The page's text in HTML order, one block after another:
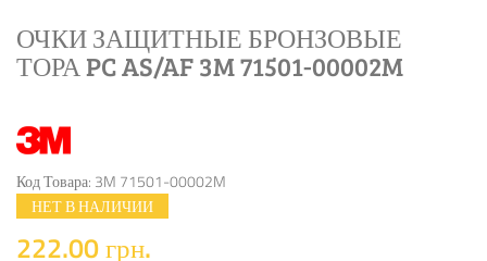
ОЧКИ ЗАЩИТНЫЕ БРОНЗОВЫЕ
ТОРА PC AS/AF 3M 71501-00002M
Код Товара: 3M 71501-00002M
НЕТ В НАЛИЧИИ
222.00 грн.